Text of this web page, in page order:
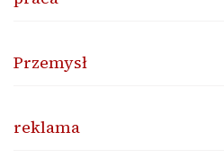
Przemysł
reklama